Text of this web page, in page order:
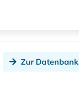
Zur Datenbank